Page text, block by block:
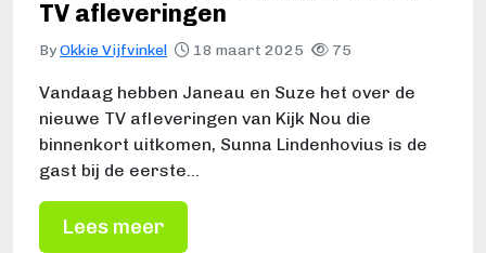
TV afleveringen
ByOkkie Vijfvinkel 18 maart 2025 75
Vandaag hebben Janeau en Suze het over de
nieuwe TV afleveringen van Kijk Nou die
binnenkort uitkomen, Sunna Lindenhovius is de
gast bij de eerste…
Lees meer